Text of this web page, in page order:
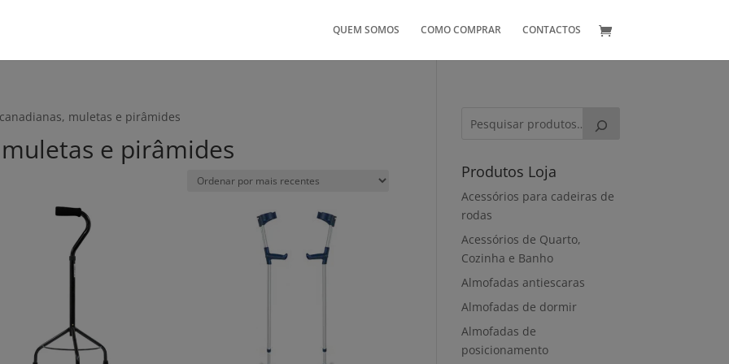
QUEM SOMOS COMO COMPRAR CONTACTOS
muletas e pirâmides
e pirâmides
Produtos Loja
Acessórios para cadeiras de
rodas
Acessórios de Quarto,
Cozinha e Banho
Almofadas antiescaras
Almofadas de dormir
Almofadas de
posicionamento